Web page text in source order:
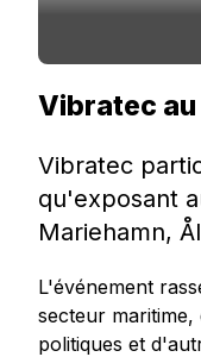
Vibratec
Vibratec
qu'exposant
Mariehamn,
L'événement
secteur maritime,
politiques et